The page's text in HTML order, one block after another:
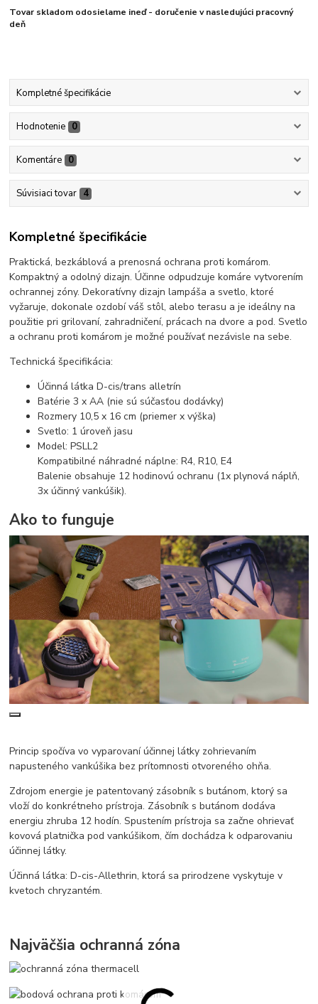
Tovar skladom odosielame ineď - doručenie v nasledujúci pracovný
deň
Kompletné špecifikácie
Hodnotenie 0
Komentáre 0
Súvisiaci tovar 4
Kompletné špecifikácie
Praktická, bezkáblová a prenosná ochrana proti komárom.
Kompaktný a odolný dizajn. Účinne odpudzuje komáre vytvorením
ochrannej zóny. Dekoratívny dizajn lampáša a svetlo, ktoré
vyžaruje, dokonale ozdobí váš stôl, alebo terasu a je ideálny na
použitie pri grilovaní, zahradničení, prácach na dvore a pod. Svetlo
a ochranu proti komárom je možné používať nezávisle na sebe.
Technická špecifikácia:
Účinná látka D-cis/trans alletrín
Batérie 3 x AA (nie sú súčasťou dodávky)
Rozmery 10,5 x 16 cm (priemer x výška)
Svetlo: 1 úroveň jasu
Model: PSLL2
Kompatibilné náhradné náplne: R4, R10, E4
Balenie obsahuje 12 hodinovú ochranu (1x plynová náplň,
3x účinný vankúšik).
Ako to funguje
Princip spočíva vo vyparovaní účinnej látky zohrievaním
napusteného vankúšika bez prítomnosti otvoreného ohňa.
Zdrojom energie je patentovaný zásobník s butánom, ktorý sa
vloží do konkrétneho prístroja. Zásobník s butánom dodáva
energiu zhruba 12 hodín. Spustením prístroja sa začne ohrievať
kovová platnička pod vankúšikom, čím dochádza k odparovaniu
účinnej látky.
Účinná látka: D-cis-Allethrin, ktorá sa prirodzene vyskytuje v
kvetoch chryzantém.
Najväčšia ochranná zóna